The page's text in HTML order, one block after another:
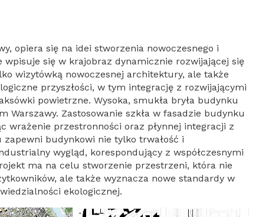
opiera się na idei stworzenia nowoczesnego i
się w krajobraz dynamicznie rozwijającej się
wizytówką nowoczesnej architektury, ale także
przyszłości, w tym integrację z rozwijającymi
powietrzne. Wysoka, smukła bryła budynku
Warszawy. Zastosowanie szkła w fasadzie budynku
wrażenie przestronności oraz płynnej integracji z
budynkowi nie tylko trwałość i
wygląd, korespondujący z współczesnymi
ma na celu stworzenie przestrzeni, która nie
ale także wyznacza nowe standardy w
ekologicznej.